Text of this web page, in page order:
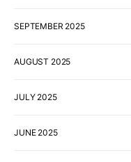
SEPTEMBER 2025
AUGUST 2025
JULY 2025
JUNE 2025